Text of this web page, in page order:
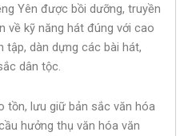
Yên được bồi dưỡng, truyền
về kỹ năng hát đúng với cao
tập, dàn dựng các bài hát,
dân tộc.
tồn, lưu giữ bản sắc văn hóa
hưởng thụ văn hóa văn